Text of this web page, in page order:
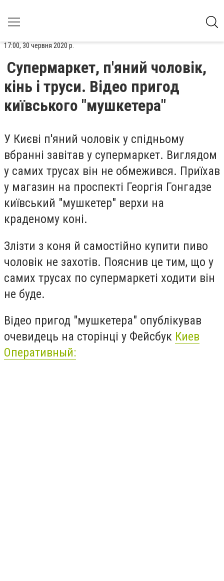
17:00, 30 червня 2020 р.
Супермаркет, п'яний чоловік,
кінь і труси. Відео пригод
київського "мушкетера"
У Києві п'яний чоловік у спідньому
вбранні завітав у супермаркет. Виглядом
у самих трусах він не обмежився. Приїхав
у магазин на проспекті Георгія Гонгадзе
київський "мушкетер" верхи на
краденому коні.
Злізти з коня й самостійно купити пиво
чоловік не захотів. Пояснив це тим, що у
самих трусах по супермаркеті ходити він
не буде.
Відео пригод "мушкетера" опублікував
очевидець на сторінці у Фейсбук Киев
Оперативный: